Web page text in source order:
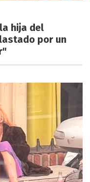
hija del
por un